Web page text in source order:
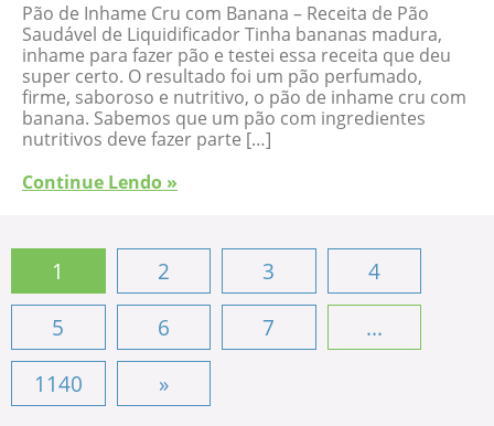
Pão de Inhame Cru com Banana – Receita de Pão
Saudável de Liquidificador Tinha bananas madura,
inhame para fazer pão e testei essa receita que deu
super certo. O resultado foi um pão perfumado,
firme, saboroso e nutritivo, o pão de inhame cru com
banana. Sabemos que um pão com ingredientes
nutritivos deve fazer parte […]
Continue Lendo »
1 2 3
4
5
6 7
...
1140
»